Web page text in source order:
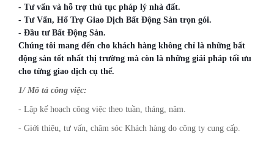
- Tư vấn và hỗ trợ thủ tục pháp lý nhà đất.
- Tư Vấn, Hổ Trợ Giao Dịch Bất Động Sản trọn gói.
- Đầu tư Bất Động Sản.
Chúng tôi mang đến cho khách hàng không chỉ là những bất
động sản tốt nhất thị trường mà còn là những giải pháp tối ưu
cho từng giao dịch cụ thể.
1/ Mô tả công việc:
- Lập kế hoạch công việc theo tuần, tháng, năm.
- Giới thiệu, tư vấn, chăm sóc Khách hàng do công ty cung cấp.